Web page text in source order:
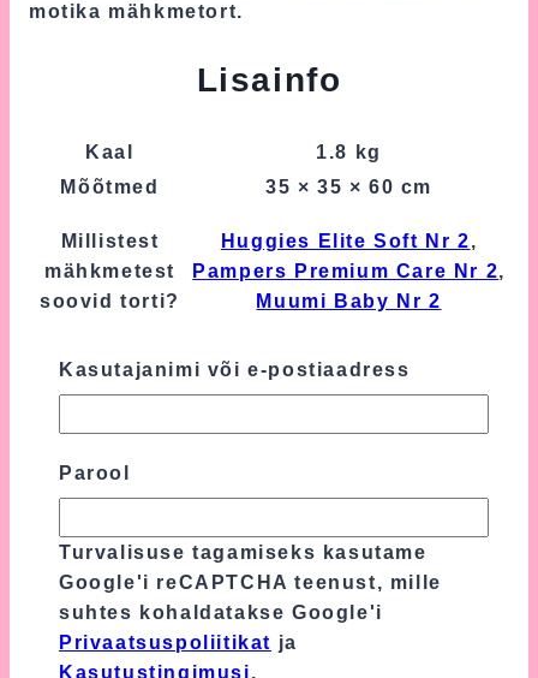
motika mähkmetort.
Lisainfo
Kaal
1.8 kg
Mõõtmed
35 × 35 × 60 cm
Millistest
mähkmetest
soovid torti?
Huggies Elite Soft Nr 2,
Pampers Premium Care Nr 2,
Muumi Baby Nr 2
Arvustused
Motikas Jänesega”
Sinu e-postiaadressi ei avaldata. Nõutavad
väljad on tähistatud*-ga
Sinu hinnang*
Kasutajanimi või e-postiaadress
Parool
Turvalisuse tagamiseks kasutame
Google'i reCAPTCHA teenust, mille
suhtes kohaldatakse Google'i
Privaatsuspoliitikat ja
Kasutustingimusi.